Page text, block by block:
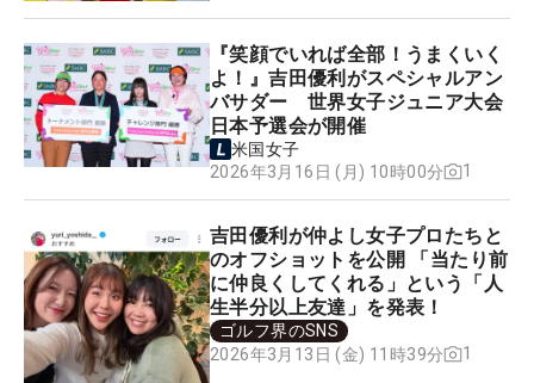
『笑顔でいれば全部！うまくいく
よ！』吉田優利がスペシャルアン
バサダー 世界女子ジュニア大会
日本予選会が開催
米国女子
2026年3月16日 (月) 10時00分
1
吉田優利が仲よし女子プロたちと
のオフショットを公開 「当たり前
に仲良くしてくれる」という「人
生半分以上友達」を発表！
ゴルフ界のSNS
2026年3月13日 (金) 11時39分
1